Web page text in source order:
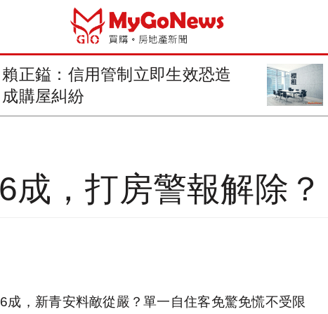
國產署第2批國有房地包租「全數
標脫」
，打房警報解除？
，新青安料敵從嚴？單一自住客免驚免慌不受限